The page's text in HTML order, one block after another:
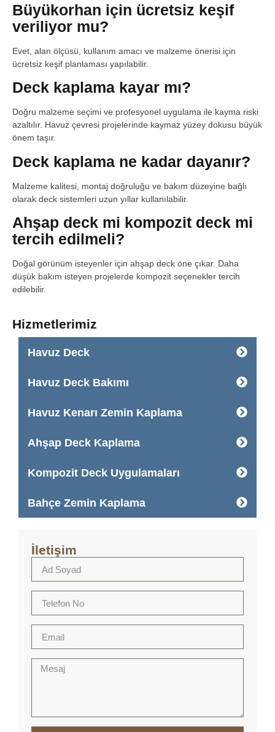
Büyükorhan için ücretsiz keşif
veriliyor mu?
Evet, alan ölçüsü, kullanım amacı ve malzeme önerisi için
ücretsiz keşif planlaması yapılabilir.
Deck kaplama kayar mı?
Doğru malzeme seçimi ve profesyonel uygulama ile kayma riski
azaltılır. Havuz çevresi projelerinde kaymaz yüzey dokusu büyük
önem taşır.
Deck kaplama ne kadar dayanır?
Malzeme kalitesi, montaj doğruluğu ve bakım düzeyine bağlı
olarak deck sistemleri uzun yıllar kullanılabilir.
Ahşap deck mi kompozit deck mi
tercih edilmeli?
Doğal görünüm isteyenler için ahşap deck öne çıkar. Daha
düşük bakım isteyen projelerde kompozit seçenekler tercih
edilebilir.
Hizmetlerimiz
Havuz Deck
Havuz Deck Bakımı
Havuz Kenarı Zemin Kaplama
Ahşap Deck Kaplama
Kompozit Deck Uygulamaları
Bahçe Zemin Kaplama
İletişim